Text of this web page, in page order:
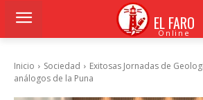
EL FARO
Online
Inicio Sociedad
Exitosas Jornadas de
análogos de la Puna